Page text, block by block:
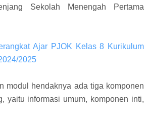
Sekolah Menengah Pertama
Ajar PJOK Kelas 8 Kurikulum
2025
modul hendaknya ada tiga komponen
yaitu informasi umum, komponen inti,